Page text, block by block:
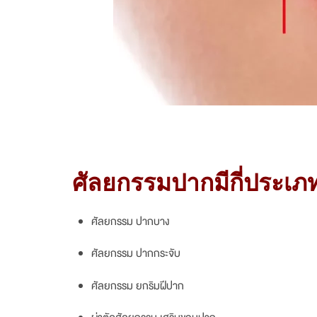
ศัลยกรรมปากมีกี่ประเภ
ศัลยกรรม ปากบาง
ศัลยกรรม ปากกระจับ
ศัลยกรรม ยกริมฝีปาก